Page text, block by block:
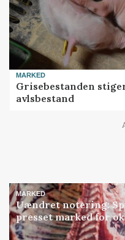
MARKED
Grisebestanden
avlsbestand
MARKED
Uændret notering:
presset marked for